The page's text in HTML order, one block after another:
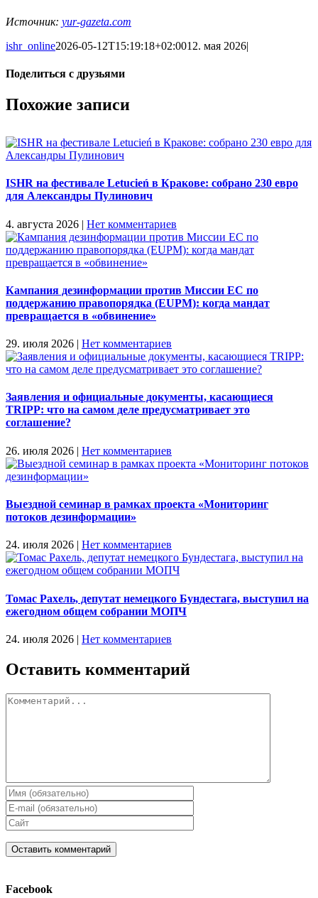
Источник: yur-gazeta.com
ishr_online2026-05-12T15:19:18+02:0012. мая 2026|
Поделиться с друзьями
Facebook
X
Reddit
LinkedIn
Tumblr
Pinterest
Vk
Email
Похожие записи
ISHR на фестивале Letucień в Кракове: собрано 230 евро
для Александры Пулинович
4. августа 2026 | Нет комментариев
Кампания дезинформации против Миссии ЕС по
поддержанию правопорядка (EUPM): когда мандат
превращается в «обвинение»
29. июля 2026 | Нет комментариев
Заявления и официальные документы, касающиеся
TRIPP: что на самом деле предусматривает это
соглашение?
26. июля 2026 | Нет комментариев
Выездной семинар в рамках проекта «Мониторинг
потоков дезинформации»
24. июля 2026 | Нет комментариев
Томас Рахель, депутат немецкого Бундестага, выступил на
ежегодном общем собрании МОПЧ
24. июля 2026 | Нет комментариев
Оставить комментарий
Комментарий
Facebook